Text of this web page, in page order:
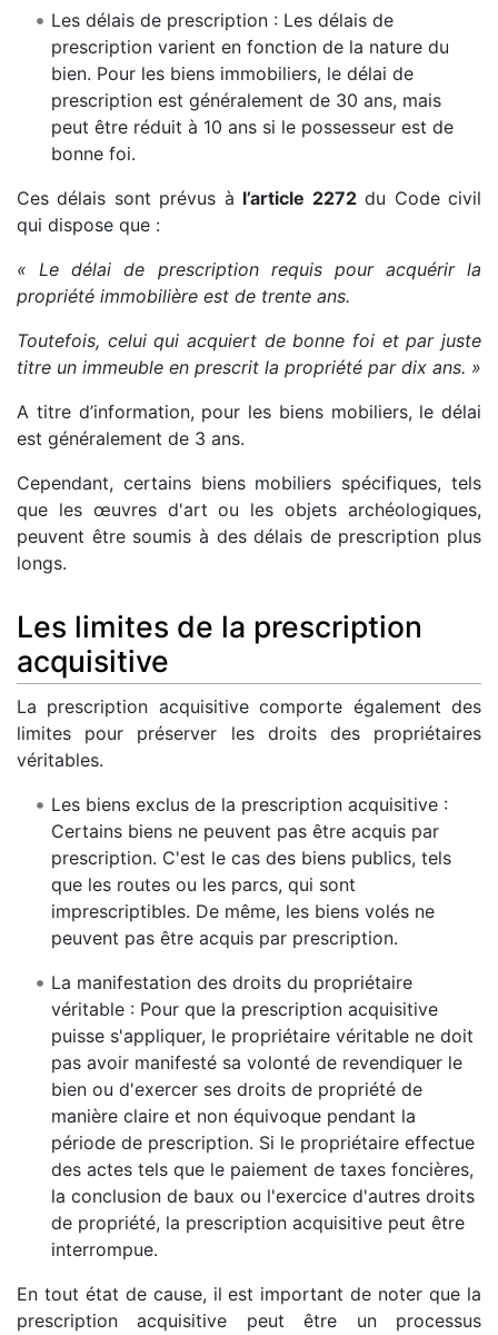
Les délais de prescription : Les délais de
prescription varient en fonction de la nature du
bien. Pour les biens immobiliers, le délai de
prescription est généralement de 30 ans, mais
peut être réduit à 10 ans si le possesseur est de
bonne foi.
Ces délais sont prévus à l’article 2272du Code civil
qui dispose que :
« Le délai de prescription requis pour acquérir la
propriété immobilière est de trente ans.
Toutefois, celui qui acquiert de bonne foi et par juste
titre un immeuble en prescrit la propriété par dix ans. »
A titre d’information, pour les biens mobiliers, le délai
est généralement de 3 ans.
Cependant, certains biens mobiliers spécifiques, tels
que les œuvres d'art ou les objets archéologiques,
peuvent être soumis à des délais de prescription plus
longs.
Les limites de la prescription
acquisitive
La prescription acquisitive comporte également des
limites pour préserver les droits des propriétaires
véritables.
Les biens exclus de la prescription acquisitive :
Certains biens ne peuvent pas être acquis par
prescription. C'est le cas des biens publics, tels
que les routes ou les parcs, qui sont
imprescriptibles. De même, les biens volés ne
peuvent pas être acquis par prescription.
La manifestation des droits du propriétaire
véritable : Pour que la prescription acquisitive
puisse s'appliquer, le propriétaire véritable ne doit
pas avoir manifesté sa volonté de revendiquer le
bien ou d'exercer ses droits de propriété de
manière claire et non équivoque pendant la
période de prescription. Si le propriétaire effectue
des actes tels que le paiement de taxes foncières,
la conclusion de baux ou l'exercice d'autres droits
de propriété, la prescription acquisitive peut être
interrompue.
En tout état de cause, il est important de noter que la
prescription acquisitive peut être un processus